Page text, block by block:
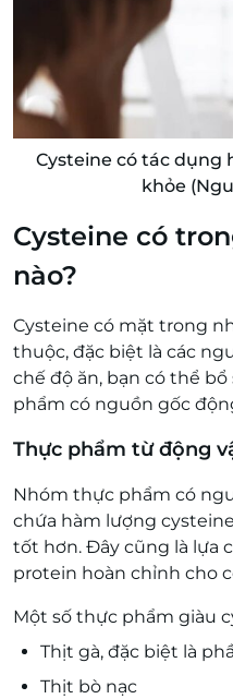
Cysteine có tác dụng
khỏe
Cysteine có
nào?
Cysteine có mặt trong
thuộc, đặc biệt là các
chế độ ăn, bạn có thể
phẩm có nguồn gốc
Thực phẩm từ động
Nhóm thực phẩm có
chứa hàm lượng
tốt hơn. Đây cũng là lựa
protein hoàn chỉnh cho
Một số thực phẩm giàu
Thịt gà, đặc biệt là
Thịt bò nạc